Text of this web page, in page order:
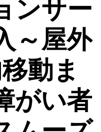
ンサー
～屋外
動ま
がい者